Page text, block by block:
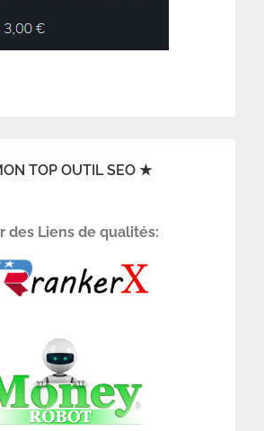
TOP OUTIL SEO ★
des Liens de qualités: